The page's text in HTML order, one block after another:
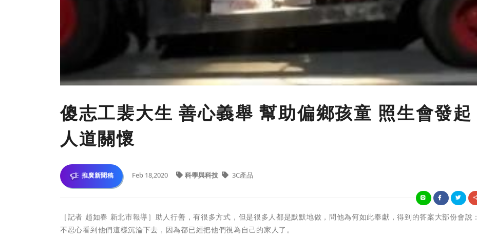
傻志工裴大生 善心義舉 幫助偏鄉孩童 照生會發起
人道關懷
推廣新聞稿 Feb 18,2020 科學與科技 3C產品
［記者 趙如春 新北市報導］助人行善，有很多方式，但是很多人都是默默地做，問他為何如此奉獻，得到的答案大部份會說：
不忍心看到他們這樣沉淪下去，因為都已經把他們視為自己的家人了。